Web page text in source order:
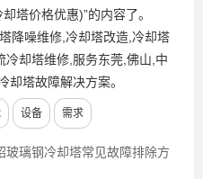
塔价格优惠)”的内容了。
降噪维修,冷却塔改造,冷却塔
冷却塔维修,服务东莞,佛山,中
却塔故障解决方案。
设备 需求
玻璃钢冷却塔常见故障排除方